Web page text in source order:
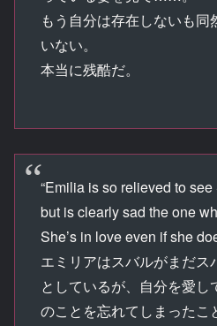
もう自分は存在しないも
いない。
本当に残酷だ。
“Emilia is so relieved to
but is clearly sad the one
She’s in love even if she
エミリアはスバルがまだス
としているが、自分を愛し
のことを忘れてしまったこ